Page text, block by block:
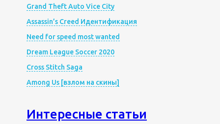
Grand Theft Auto Vice City
Assassin’s Creed Идентификация
Need for speed most wanted
Dream League Soccer 2020
Cross Stitch Saga
Among Us [взлом на скины]
Интересные статьи